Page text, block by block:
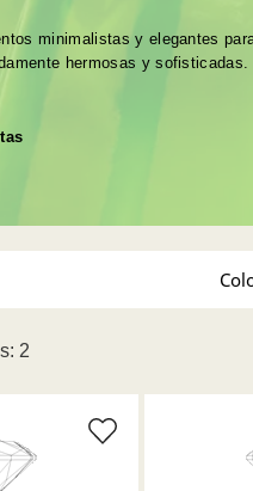
minimalistas y elegantes
hermosas y sofisticadas.
2